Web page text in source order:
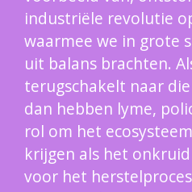
industriële revolutie
waarmee we in grote
uit balans brachten.
terugschakelt naar
dan hebben lyme,
rol om het
krijgen als het
voor het